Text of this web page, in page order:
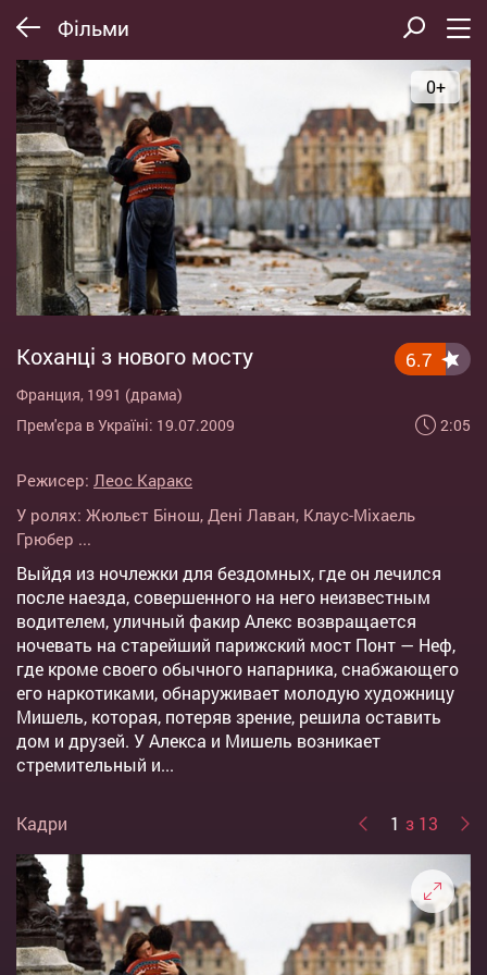
Фільми
0+
Коханці з нового мосту
Франция, 1991 (драма)
Прем'єра в Україні: 19.07.2009
6.7
2:05
Режисер: Леос Каракс
У ролях: Жюльєт Бінош, Дені Лаван, Клаус-Міхаель
Грюбер ...
Выйдя из ночлежки для бездомных, где он лечился
после наезда, совершенного на него неизвестным
водителем, уличный факир Алекс возвращается
ночевать на старейший парижский мост Понт — Неф,
где кроме своего обычного напарника, снабжающего
его наркотиками, обнаруживает молодую художницу
Мишель, которая, потеряв зрение, решила оставить
дом и друзей. У Алекса и Мишель возникает
стремительный и...
Кадри 1 з 13